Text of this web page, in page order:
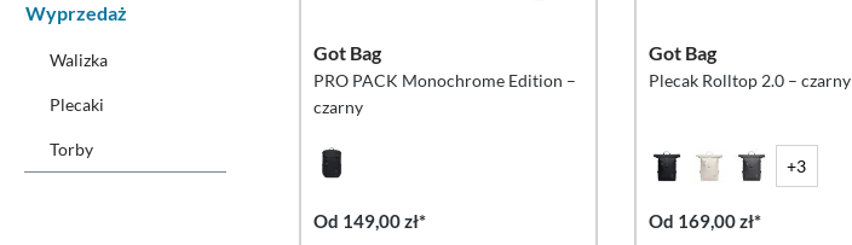
Wyprzedaż
Walizka
Plecaki
Torby
Got Bag
PRO PACK Monochrome Edition –
czarny
Od 149,00 zł*
Got Bag
Plecak Rolltop 2.0 – czarny
+3
Od 169,00 zł*